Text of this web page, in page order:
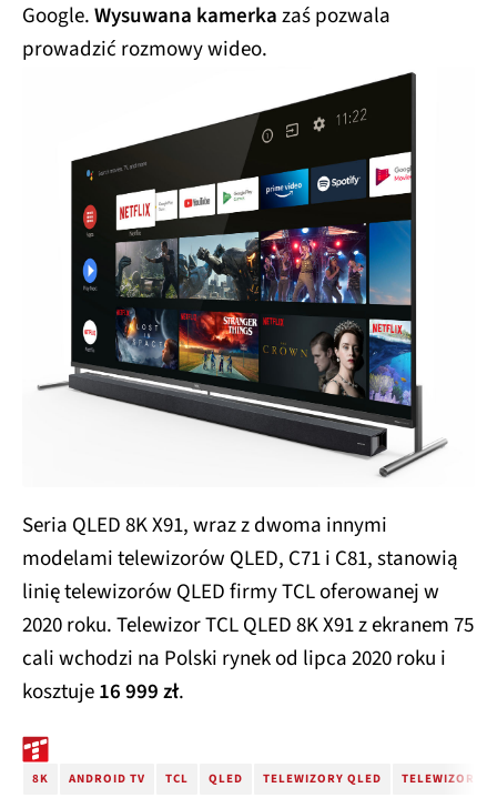
Google.Wysuwana kamerkazaś pozwala
prowadzić rozmowy wideo.
Seria QLED 8K X91, wraz z dwoma innymi
modelami telewizorów QLED, C71 i C81, stanowią
linię telewizorów QLED firmy TCL oferowanej w
2020 roku. Telewizor TCL QLED 8K X91 z ekranem 75
cali wchodzi na Polski rynek od lipca 2020 roku i
kosztuje16 999 zł.
8K ANDROID TV TCL QLED TELEWIZORY QLED TELEWIZORY